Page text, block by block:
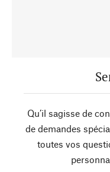
Qu’il sagisse de
de demandes
toutes vos